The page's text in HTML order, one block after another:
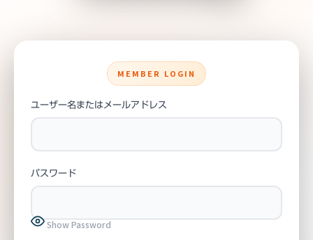
MEMBER LOGIN
ユーザー名またはメールアドレス
パスワード
Show Password